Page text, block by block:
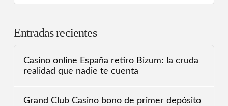
Entradas recientes
Casino online España retiro Bizum: la cruda
realidad que nadie te cuenta
Grand Club Casino bono de primer depósito